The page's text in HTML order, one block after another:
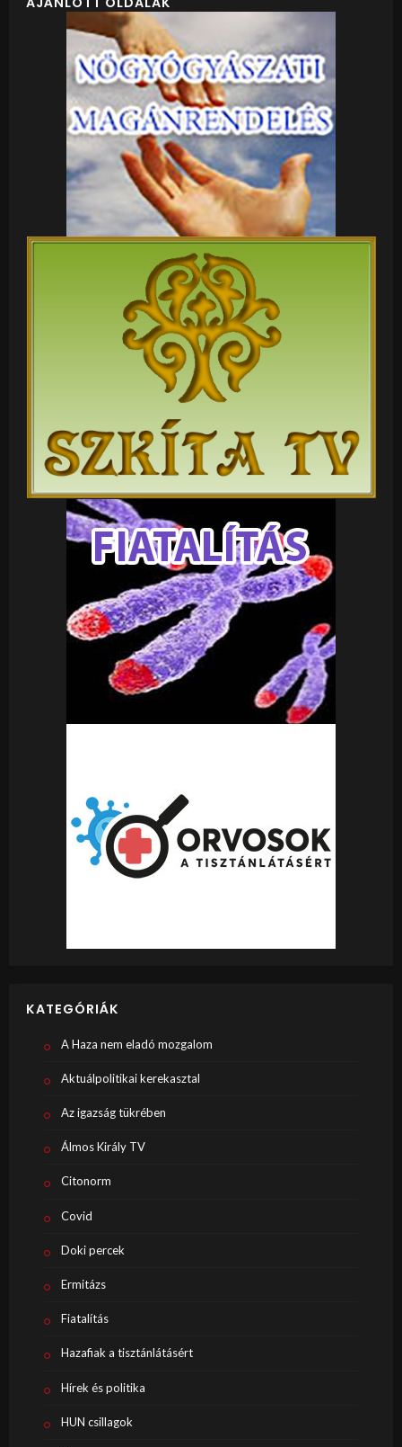
KATEGÓRIÁK
A Haza nem eladó mozgalom
Aktuálpolitikai kerekasztal
Az igazság tükrében
Álmos Király TV
Citonorm
Covid
Doki percek
Ermitázs
Fiatalítás
Hazafiak a tisztánlátásért
Hírek és politika
HUN csillagok